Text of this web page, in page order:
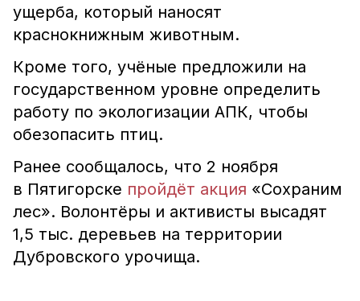
ущерба, который наносят
краснокнижным животным.
Кроме того, учёные предложили на
государственном уровне определить
работу по экологизации АПК, чтобы
обезопасить птиц.
Ранее сообщалось, что 2 ноября
в Пятигорске пройдёт акция «Сохраним
лес». Волонтёры и активисты высадят
1,5 тыс. деревьев на территории
Дубровского урочища.